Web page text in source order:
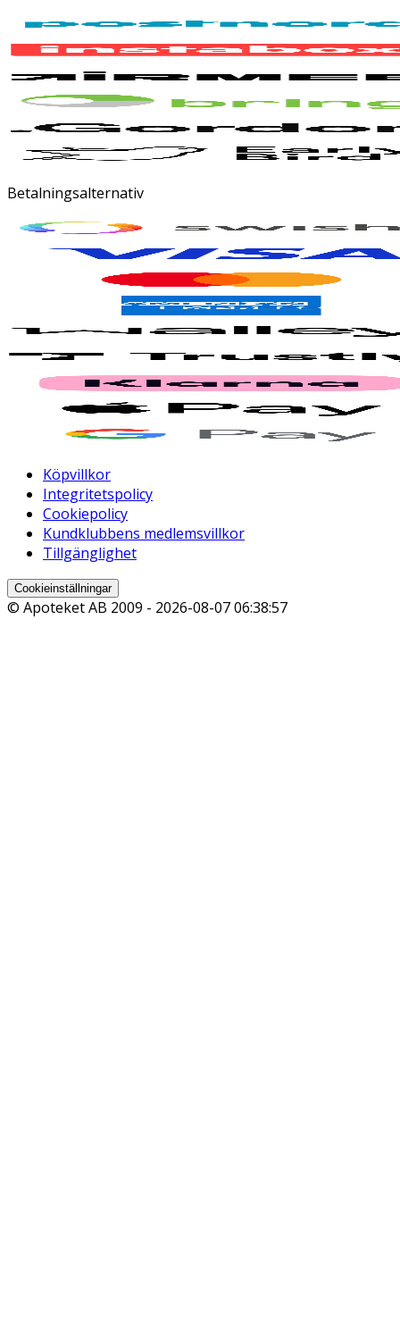
Betalningsalternativ
Köpvillkor
Integritetspolicy
Cookiepolicy
Kundklubbens medlemsvillkor
Tillgänglighet
Cookieinställningar
© Apoteket AB 2009 - 2026-08-07 06:38:57